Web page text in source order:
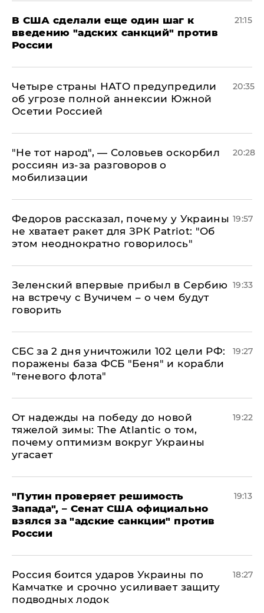
В США сделали еще один шаг к
введению "адских санкций" против
России
21:15
Четыре страны НАТО предупредили
об угрозе полной аннексии Южной
Осетии Россией
20:35
​"Не тот народ", — Соловьев оскорбил
россиян из-за разговоров о
мобилизации
20:28
Федоров рассказал, почему у Украины
не хватает ракет для ЗРК Patriot: "Об
этом неоднократно говорилось"
19:57
Зеленский впервые прибыл в Сербию
на встречу с Вучичем – о чем будут
говорить
19:33
СБС за 2 дня уничтожили 102 цели РФ:
поражены база ФСБ "Беня" и корабли
"теневого флота"
19:27
От надежды на победу до новой
тяжелой зимы: The Atlantic о том,
почему оптимизм вокруг Украины
угасает
19:22
"Путин проверяет решимость
Запада", – Сенат США официально
взялся за "адские санкции" против
России
19:13
Россия боится ударов Украины по
Камчатке и срочно усиливает защиту
подводных лодок
18:27